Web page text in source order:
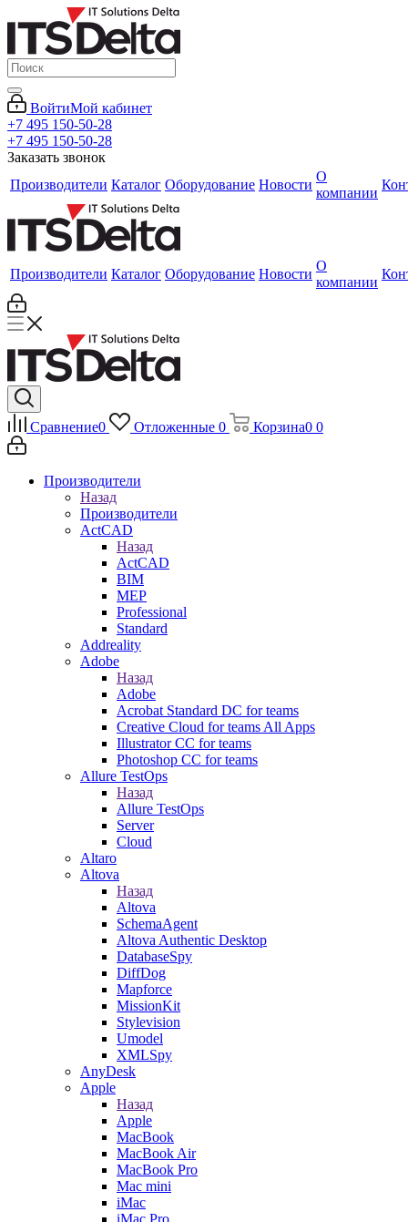
ВойтиМой кабинет
+7 495 150-50-28
+7 495 150-50-28
Заказать звонок
Производители Каталог Оборудование Новости
О
компании
Производители Каталог Оборудование Новости
О
компании
Сравнение0 Отложенные 0 Корзина0 0
Производители
Назад
Производители
ActCAD
Назад
ActCAD
BIM
MEP
Professional
Standard
Addreality
Adobe
Назад
Adobe
Acrobat Standard DC for teams
Creative Cloud for teams All Apps
Illustrator CC for teams
Photoshop CC for teams
Allure TestOps
Назад
Allure TestOps
Server
Cloud
Altaro
Altova
Назад
Altova
SchemaAgent
Altova Authentic Desktop
DatabaseSpy
DiffDog
Mapforce
MissionKit
Stylevision
Umodel
XMLSpy
AnyDesk
Apple
Назад
Apple
MacBook
MacBook Air
MacBook Pro
Mac mini
iMac
iMac Pro